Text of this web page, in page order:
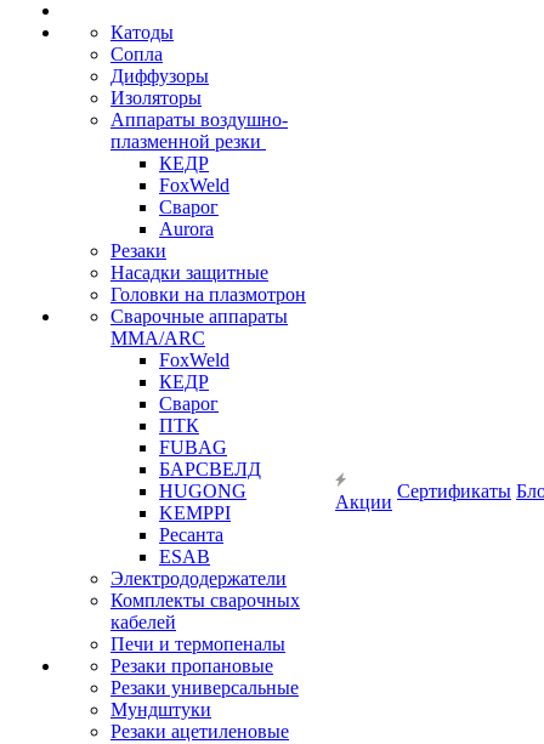
Катоды
Сопла
Диффузоры
Изоляторы
Аппараты воздушно-
плазменной резки
КЕДР
FoxWeld
Сварог
Aurora
Резаки
Насадки защитные
Головки на плазмотрон
Сварочные аппараты
MMA/ARC
FoxWeld
КЕДР
Сварог
ПТК
FUBAG
БАРСВЕЛД
HUGONG
KEMPPI
Ресанта
ESAB
Электрододержатели
Комплекты сварочных
кабелей
Печи и термопеналы
Резаки пропановые
Резаки универсальные
Мундштуки
Резаки ацетиленовые
Акции
Сертификаты